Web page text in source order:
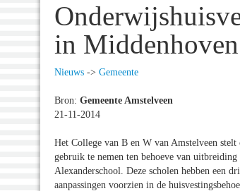
in Middenhoven
Nieuws -> Gemeente
Bron: Gemeente Amstelveen
21-11-2014
Het College van B en W van Amstelveen
gebruik te nemen ten behoeve van
Alexanderschool. Deze scholen hebben een
aanpassingen voorzien in de